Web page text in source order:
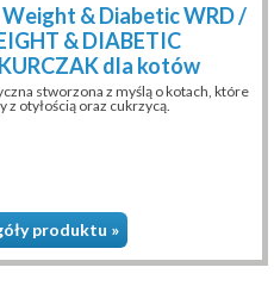
Weight & Diabetic WRD /
& DIABETIC
dla kotów
stworzona z myślą o kotach, które
z otyłością oraz cukrzycą.
produktu »